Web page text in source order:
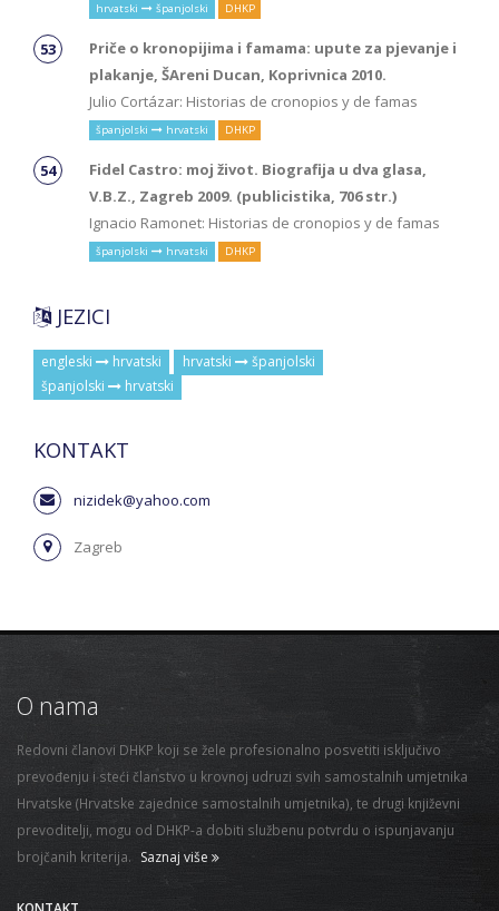
hrvatski španjolski DHKP
Priče o kronopijima i famama: upute za pjevanje i
plakanje, ŠAreni Ducan, Koprivnica 2010.
Julio Cortázar: Historias de cronopios y de famas
španjolski hrvatski DHKP
Fidel Castro: moj život. Biografija u dva glasa,
V.B.Z., Zagreb 2009. (publicistika, 706 str.)
Ignacio Ramonet: Historias de cronopios y de famas
španjolski hrvatski DHKP
JEZICI
engleski hrvatski hrvatski
španjolski
španjolski
hrvatski
KONTAKT
nizidek@yahoo.com
Zagreb
O nama
Redovni članovi DHKP koji se žele profesionalno posvetiti isključivo
prevođenju i steći članstvo u krovnoj udruzi svih samostalnih umjetnika
Hrvatske (Hrvatske zajednice samostalnih umjetnika), te drugi književni
prevoditelji, mogu od DHKP-a dobiti službenu potvrdu o ispunjavanju
brojčanih kriterija.
Saznaj više